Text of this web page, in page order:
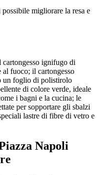
migliorare la resa e
ignifugo di
al fuoco; il cartongesso
un foglio di polistirolo
di colore verde, ideale
i bagni e la cucina; le
per sopportare gli sbalzi
lastre di fibre di vetro e
Napoli